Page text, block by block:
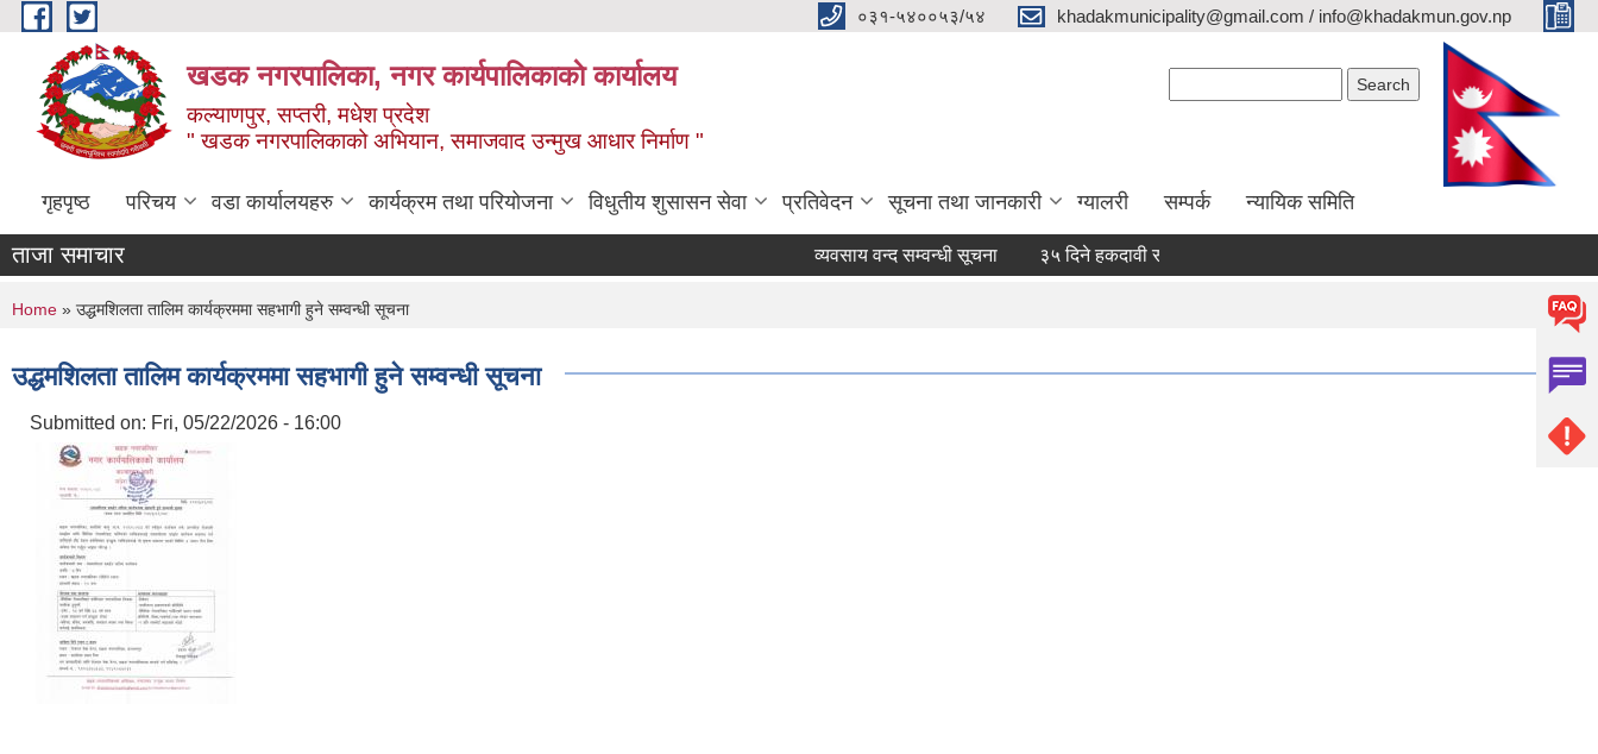
Skip to main content ०३१-५४००५३/५४ khadakmunicipality@gmail.com / info@khadakmun.gov.np
खडक नगरपालिका, नगर कार्यपालिकाकाे कार्यालय
कल्याणपुर, सप्तरी, मधेश प्रदेश
" खडक नगरपालिकाको अभियान, समाजवाद उन्मुख आधार निर्माण "
गृहपृष्ठ परिचय वडा कार्यालयहरु कार्यक्रम तथा परियोजना विधुतीय शुसासन सेवा प्रतिवेदन सूचना तथा जानकारी ग्यालरी सम्पर्क न्यायिक समिति
ताजा समाचार व्यवसाय वन्द सम्वन्धी सूचना ३५ दिने हकदावी सम्वन्धी सार्वजनिक सूचना
You are here
Home » उद्धमशिलता तालिम कार्यक्रममा सहभागी हुने सम्वन्धी सूचना
उद्धमशिलता तालिम कार्यक्रममा सहभागी हुने सम्वन्धी सूचना
Submitted on: Fri, 05/22/2026 - 16:00